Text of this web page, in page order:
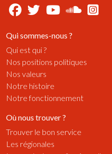
Qui sommes-nous ?
Qui est qui ?
Nos positions politiques
Nos valeurs
Notre histoire
Notre fonctionnement
Où nous trouver ?
Trouver le bon service
Les régionales